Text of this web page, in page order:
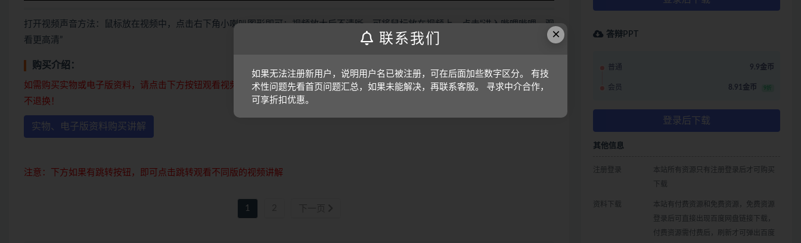
打开视频声音方法：鼠标放在视频中，点击右下角小喇叭图形即可；视频放大后不清晰，可将鼠标放在视频上，点击“进入哔哩哔哩，观
看更高清”
购买介绍：
如需购买实物或电子版资料，请点击下方按钮观看视频讲解。由于资料版本较多，请仔细看清标题版本，防止买错资料，如果买错，概
不退换！
实物、电子版资料购买讲解
注意：下方如果有跳转按钮，即可点击跳转观看不同版的视频讲解
1
答辩PPT
普通 9.9金币
会员 8.91金币 9折
登录后下载
其他信息
注册登录
本站所有资源只有注册登录后才可购买
下载
资料下载
本站有付费资源和免费资源，免费资源
登录后可直接出现百度网盘链接下载，
付费资源需付费后，刷新才可弹出百度
×
联系我们
如果无法注册新用户，说明用户名已被注册，可在后面加些数字区分。 有技
术性问题先看首页问题汇总，如果未能解决，再联系客服。 寻求中介合作，
可享折扣优惠。